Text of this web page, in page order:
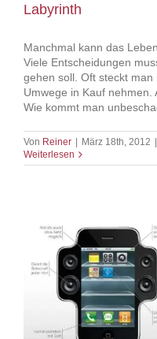
Labyrinth
Manchmal kann das
Viele Entscheidungen
gehen soll. Oft steckt
Umwege in Kauf
Wie kommt man
Von Reiner | März 18th, 2012 |
Weiterlesen